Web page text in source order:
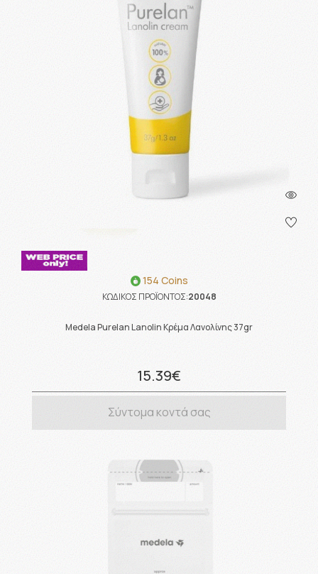
154 Coins
ΚΩΔΙΚΟΣ ΠΡΟΪΟΝΤΟΣ:20048
Medela Purelan Lanolin Κρέμα Λανολίνης 37gr
15.39€
Σύντομα κοντά σας